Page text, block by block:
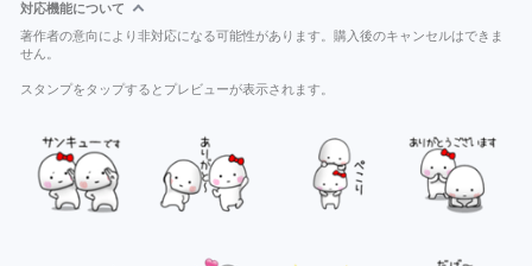
対応機能について
著作者の意向により非対応になる可能性があります。購入後のキャンセルはできま
せん。
スタンプをタップするとプレビューが表示されます。